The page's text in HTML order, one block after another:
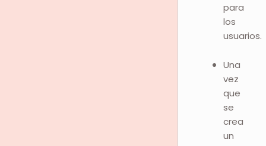
para
los
usuarios.
Una
vez
que
se
crea
un